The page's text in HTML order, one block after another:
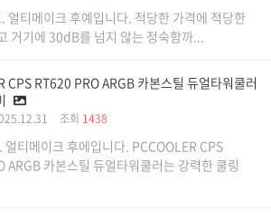
얼티메이크 후예입니다. 적당한 가격에 적당한
거기에 30dB를 넘지 않는 정숙함까...
CPS RT620 PRO ARGB 카본스틸 듀얼타워쿨러
조회 1438
얼티메이크 후에입니다. PCCOOLER CPS
ARGB 카본스틸 듀얼타워쿨러는 강력한 쿨링